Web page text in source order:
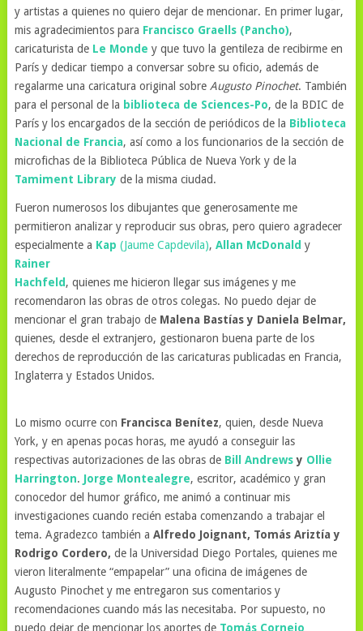
y artistas a quienes no quiero dejar de mencionar. En primer lugar,
mis agradecimientos para Francisco Graells (Pancho),
caricaturista de Le Monde y que tuvo la gentileza de recibirme en
París y dedicar tiempo a conversar sobre su oficio, además de
regalarme una caricatura original sobre Augusto Pinochet. También
para el personal de la biblioteca de Sciences-Po, de la BDIC de
París y los encargados de la sección de periódicos de la Biblioteca
Nacional de Francia, así como a los funcionarios de la sección de
microfichas de la Biblioteca Pública de Nueva York y de la
Tamiment Library de la misma ciudad.
Fueron numerosos los dibujantes que generosamente me
permitieron analizar y reproducir sus obras, pero quiero agradecer
especialmente a Kap (Jaume Capdevila), Allan McDonald y
Rainer
Hachfeld , quienes me hicieron llegar sus imágenes y me
recomendaron las obras de otros colegas. No puedo dejar de
mencionar el gran trabajo deMalena Bastías y Daniela Belmar,
quienes, desde el extranjero, gestionaron buena parte de los
derechos de reproducción de las caricaturas publicadas en Francia,
Inglaterra y Estados Unidos.
Lo mismo ocurre con Francisca Benítez, quien, desde Nueva
York, y en apenas pocas horas, me ayudó a conseguir las
respectivas autorizaciones de las obras de Bill Andrewsy Ollie
Harrington. Jorge Montealegre, escritor, académico y gran
conocedor del humor gráfico, me animó a continuar mis
investigaciones cuando recién estaba comenzando a trabajar el
tema. Agradezco también a Alfredo Joignant, Tomás Ariztía y
Rodrigo Cordero, de la Universidad Diego Portales, quienes me
vieron literalmente “empapelar” una oficina de imágenes de
Augusto Pinochet y me entregaron sus comentarios y
recomendaciones cuando más las necesitaba. Por supuesto, no
puedo dejar de mencionar los aportes de Tomás Cornejo